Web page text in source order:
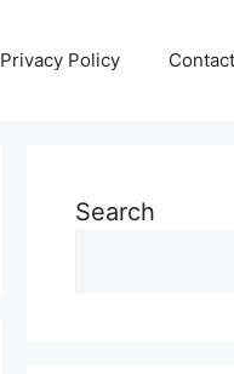
Privacy Policy
Search